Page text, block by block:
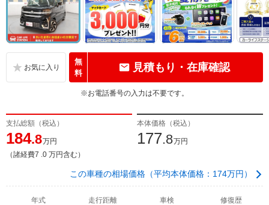
無
料
見積もり・在庫確認
※お電話番号の入力は不要です。
支払総額（税込）
184.8万円
（諸経費7 .0 万円含む）
本体価格（税込）
177.8万円
この車種の相場価格（平均本体価格：174万円）
年式 走行距離
車検
修復歴